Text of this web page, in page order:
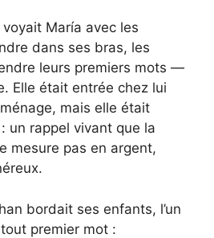
voyait María avec les
dans ses bras, les
leurs premiers mots —
Elle était entrée chez lui
mais elle était
un rappel vivant que la
mesure pas en argent,
bordait ses enfants, l’un
premier mot :